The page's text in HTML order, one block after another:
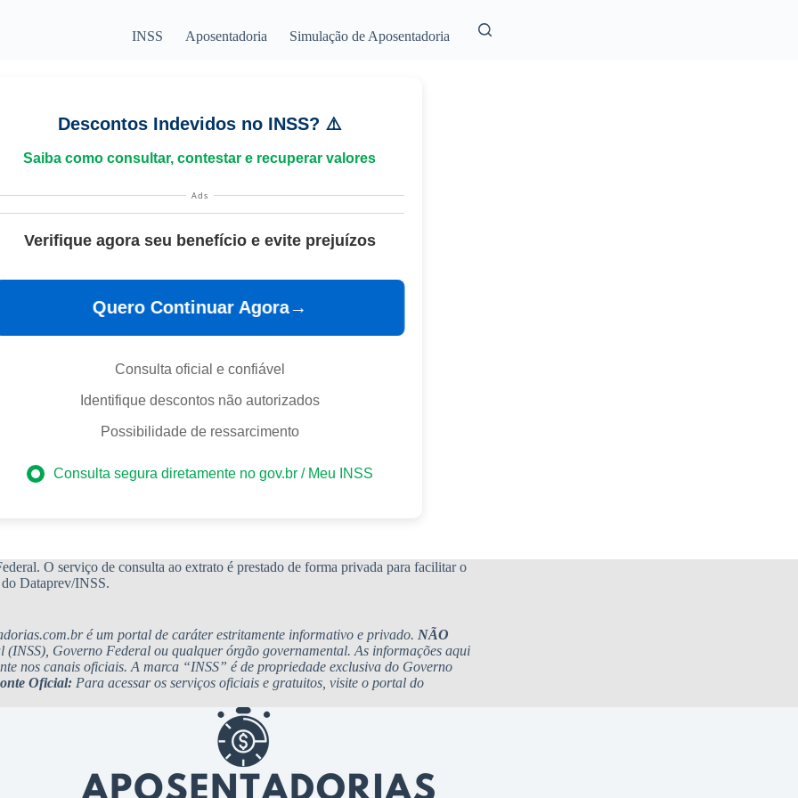
INSS Aposentadoria Simulação de Aposentadoria
Descontos Indevidos no INSS? ⚠️
Saiba como consultar, contestar e recuperar valores
Ads
Verifique agora seu benefício e evite prejuízos
Quero Continuar Agora→
Consulta oficial e confiável
Identifique descontos não autorizados
Possibilidade de ressarcimento
Consulta segura diretamente no gov.br / Meu INSS
O serviço de consulta ao extrato é prestado de forma privada para facilitar o
Dataprev/INSS.
é um portal de caráter estritamente informativo e privado. NÃO
(INSS), Governo Federal ou qualquer órgão governamental. As informações aqui
nos canais oficiais. A marca “INSS” é de propriedade exclusiva do Governo
Oficial: Para acessar os serviços oficiais e gratuitos, visite o portal do